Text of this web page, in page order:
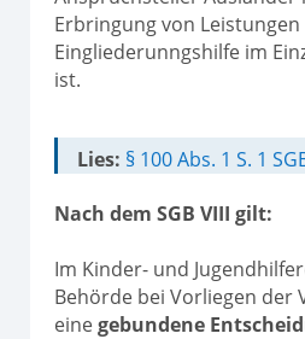
Erbringung von
Eingliederunngshilfe im
ist.
Lies: § 100 Abs. 1 S. 1
Nach dem SGB VIII gilt:
Im Kinder- und
Behörde bei Vorliegen der
einegebundene